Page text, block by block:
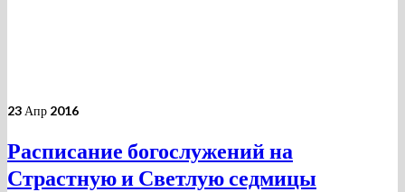
23 Апр 2016
Расписание богослужений на
Страстную и Светлую седмицы